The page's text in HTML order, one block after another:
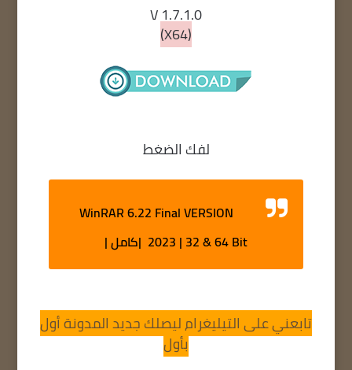
V 1.7.1.0
(X64)
لفك الضغط
WinRAR 6.22 Final VERSION
2023 | 32 & 64 Bit |كامل |
تابعني على التيليغرام ليصلك جديد المدونة أول
بأول